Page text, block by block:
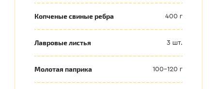
Копченые свиные ребра 400 г
Лавровые листья 3 шт.
Молотая паприка 100-120 г